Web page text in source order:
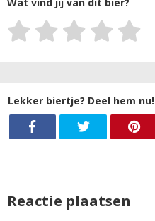
Lekker biertje? Deel hem nu!
Reactie plaatsen